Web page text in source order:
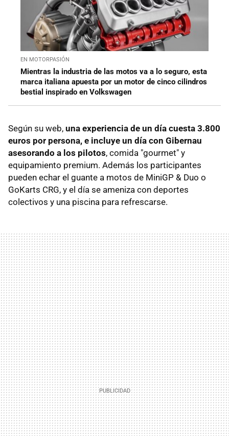
EN MOTORPASIÓN
Mientras la industria de las motos va a lo seguro, esta
marca italiana apuesta por un motor de cinco cilindros
bestial inspirado en Volkswagen
Según su web, una experiencia de un día cuesta 3.800
euros por persona, e incluye un día con Gibernau
asesorando a los pilotos, comida "gourmet" y
equipamiento premium. Además los participantes
pueden echar el guante a motos de MiniGP & Duo o
GoKarts CRG, y el día se ameniza con deportes
colectivos y una piscina para refrescarse.